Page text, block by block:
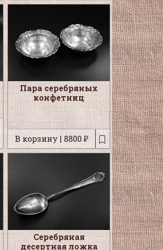
Пара серебряных
конфетниц
В корзину | 8800 ₽
Серебряная
десертная ложка